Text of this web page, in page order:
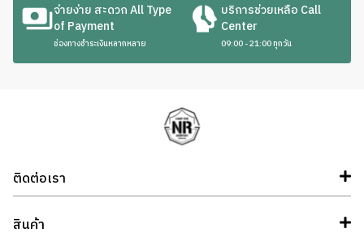
จ่ายง่าย สะดวก All Type
of Payment
ช่องทางชำระเงินหลากหลาย
บริการช่วยเหลือ Call
Center
09:00 - 21:00 ทุกวัน
ติดต่อเรา
สินค้า